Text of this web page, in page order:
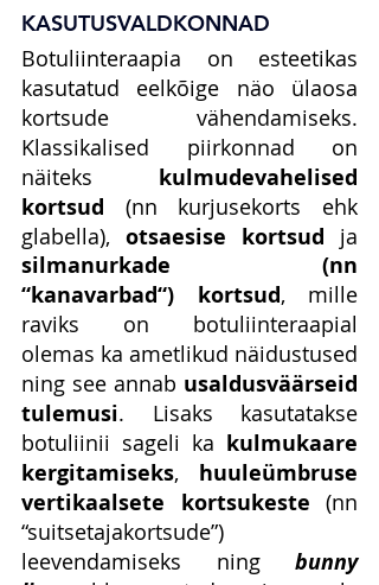
KASUTUSVALDKONNAD
Botuliinteraapia on esteetikas
kasutatud eelkõige näo ülaosa
kortsude vähendamiseks.
Klassikalised piirkonnad on
näiteks kulmudevahelised
kortsud (nn kurjusekorts ehk
glabella), otsaesise kortsud
silmanurkade (nn
“kanavarbad“) kortsud, mille
raviks on botuliinteraapial
olemas ka ametlikud näidustused
ning see annab usaldusväärseid
tulemusi. Lisaks kasutatakse
botuliinii sageli ka kulmukaare
kergitamiseks, huuleümbruse
vertikaalsete kortsukeste (nn
“suitsetajakortsude”)
leevendamiseks ning bunny